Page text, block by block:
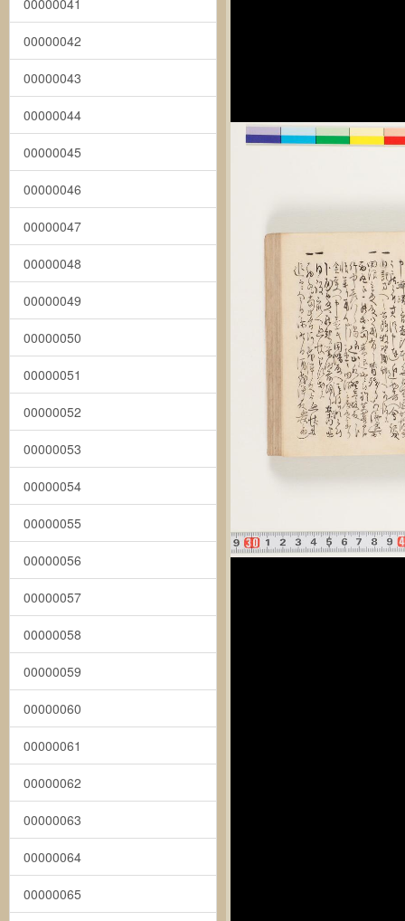
00000041
00000042
00000043
00000044
00000045
00000046
00000047
00000048
00000049
00000050
00000051
00000052
00000053
00000054
00000055
00000056
00000057
00000058
00000059
00000060
00000061
00000062
00000063
00000064
00000065